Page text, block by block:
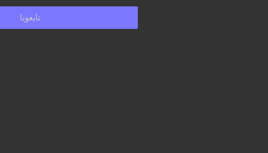
تابعونا